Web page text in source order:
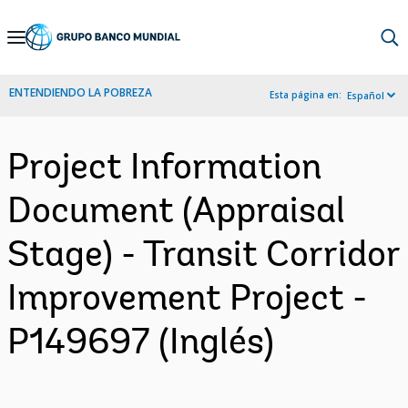
Skip
Navigation
ENTENDIENDO LA POBREZA Esta página en: Español
Project Information
Document (Appraisal
Stage) - Transit Corridor
Improvement Project -
P149697 (Inglés)